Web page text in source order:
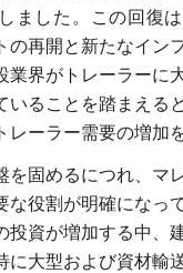
ました。この回復
の再開と新たなイン
業界がトレーラーに
いることを踏まえる
レーラー需要の増加
を固めるにつれ、マ
な役割が明確になっ
投資が増加する中、
に大型および資材輸